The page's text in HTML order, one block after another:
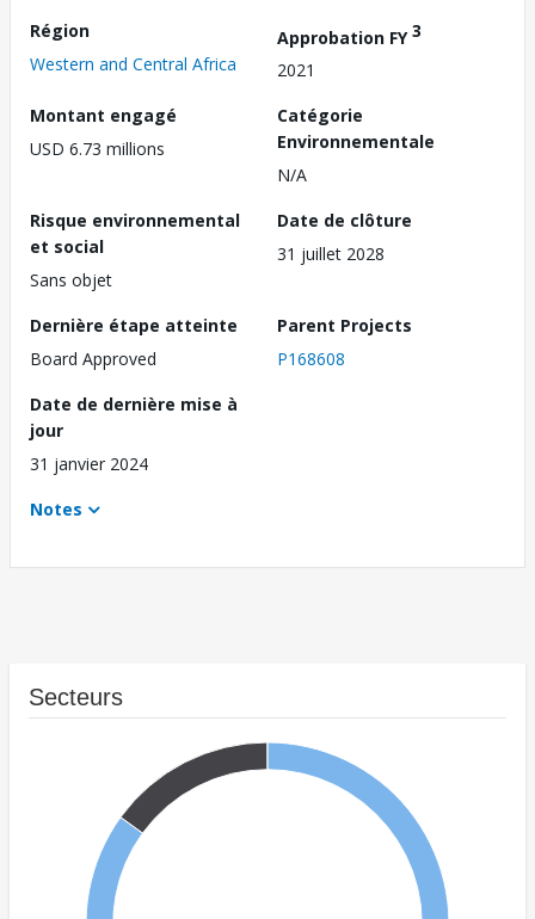
Région
Western and Central Africa
Approbation FY3
2021
Montant engagé
USD 6.73 millions
Catégorie
Environnementale
N/A
Risque environnemental
et social
Sans objet
Date de clôture
31 juillet 2028
Dernière étape atteinte
Board Approved
Parent Projects
P168608
Date de dernière mise à
jour
31 janvier 2024
Notes
Secteurs